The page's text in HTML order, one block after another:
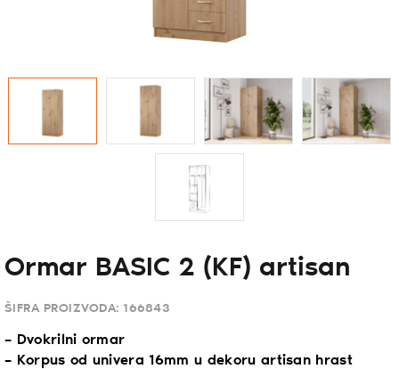
Ormar BASIC 2 (KF) artisan
ŠIFRA PROIZVODA: 166843
– Dvokrilni ormar
– Korpus od univera 16mm u dekoru artisan hrast